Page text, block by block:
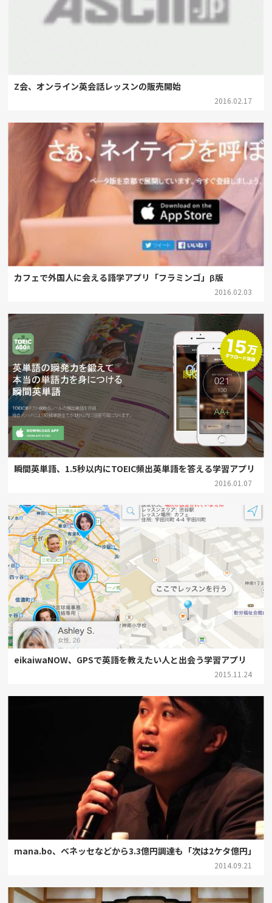
Z会、オンライン英会話レッスンの販売開始
2016.02.17
カフェで外国人に会える語学アプリ「フラミンゴ」β版
2016.02.03
瞬間英単語、1.5秒以内にTOEIC頻出英単語を答える学習アプリ
2016.01.07
eikaiwaNOW、GPSで英語を教えたい人と出会う学習アプリ
2015.11.24
mana.bo、ベネッセなどから3.3億円調達も「次は2ケタ億円」
2014.09.21